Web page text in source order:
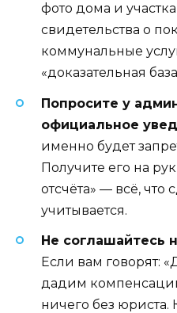
фото дома и
свидетельства о
коммунальные
«доказательная
Попросите у
официальное
именно будет
Получите его на
отсчёта» — всё,
учитывается.
Не соглашайтесь
Если вам говорят:
дадим
ничего без